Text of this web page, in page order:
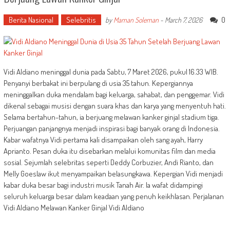
Berita Nasional Selebritis byMaman Soleman- March 7, 2026 0
Vidi Aldiano meninggal dunia pada Sabtu, 7 Maret 2026, pukul 16.33 WIB.
Penyanyi berbakat ini berpulang di usia 35 tahun. Kepergiannya
meninggalkan duka mendalam bagi keluarga, sahabat, dan penggemar. Vidi
dikenal sebagai musisi dengan suara khas dan karya yang menyentuh hati.
Selama bertahun-tahun, ia berjuang melawan kanker ginjal stadium tiga.
Perjuangan panjangnya menjadi inspirasi bagi banyak orang di Indonesia.
Kabar wafatnya Vidi pertama kali disampaikan oleh sang ayah, Harry
Aprianto. Pesan duka itu disebarkan melalui komunitas film dan media
sosial. Sejumlah selebritas seperti Deddy Corbuzier, Andi Rianto, dan
Melly Goeslaw ikut menyampaikan belasungkawa. Kepergian Vidi menjadi
kabar duka besar bagi industri musik Tanah Air. Ia wafat didampingi
seluruh keluarga besar dalam keadaan yang penuh keikhlasan. Perjalanan
Vidi Aldiano Melawan Kanker Ginjal Vidi Aldiano